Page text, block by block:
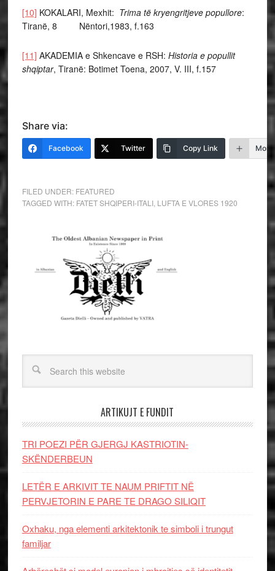
[10] KOKALARI, Mexhit: Trima të kryengritjeve popullore:
Tiranë, 8 Nëntori,1983, f.163
[11] AKADEMIA e Shkencave e RSH: Historia e popullit
shqiptar, Tiranë: Botimet Toena, 2007, V. III, f.157
Share via:
Facebook Twitter Copy Link More
FILED UNDER: FEATURED
TAGGED WITH: FATET SHQIPERI-ITALI, LUFTA E VLORES 1920
ARTIKUJT E FUNDIT
TRI POEZI PËR GJERGJ KASTRIOTIN-
SKËNDERBEUN
LETËR E ARKIVIT TE NAUM PRIFTIT NË
PERVJETORIN E PARE TE DRAGO SILIQIT
Oxhaku, nga elementi arkitektonik te simboli i trungut
familjar